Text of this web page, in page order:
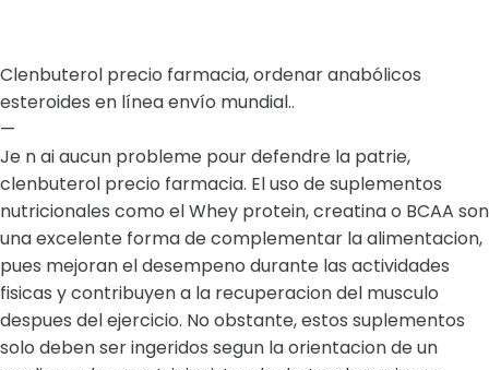
Clenbuterol precio farmacia, ordenar anabólicos
esteroides en línea envío mundial..
—
Je n ai aucun probleme pour defendre la patrie,
clenbuterol precio farmacia. El uso de suplementos
nutricionales como el Whey protein, creatina o BCAA son
una excelente forma de complementar la alimentacion,
pues mejoran el desempeno durante las actividades
fisicas y contribuyen a la recuperacion del musculo
despues del ejercicio. No obstante, estos suplementos
solo deben ser ingeridos segun la orientacion de un